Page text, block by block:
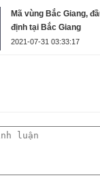
Mã vùng Bắc Giang,
định tại Bắc Giang
2021-07-31 03:33:17